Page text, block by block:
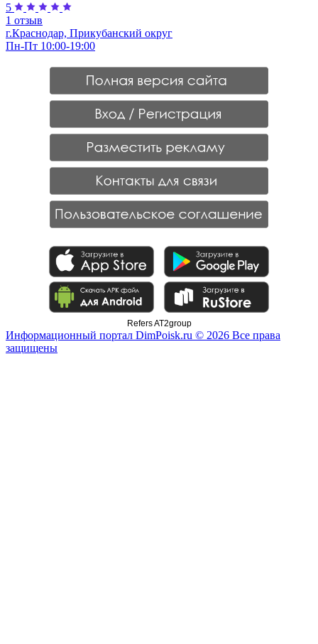
5
1 отзыв
г.Краснодар, Прикубанский округ
Пн-Пт 10:00-19:00
Refers AT2group
Информационный портал DimPoisk.ru © 2026 Все права
защищены